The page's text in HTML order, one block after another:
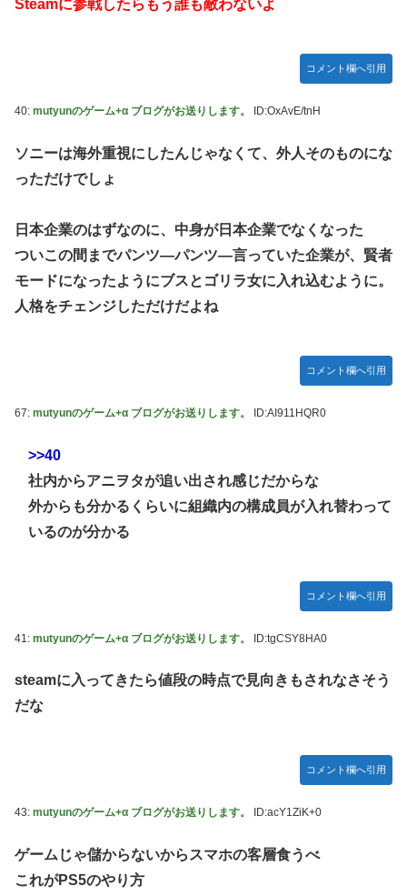
Steamに参戦したらもう誰も敵わないよ
コメント欄へ引用
40: mutyunのゲーム+α ブログがお送りします。 ID:OxAvE/tnH
ソニーは海外重視にしたんじゃなくて、外人そのものにな
っただけでしょ
日本企業のはずなのに、中身が日本企業でなくなった
ついこの間までパンツ―パンツ―言っていた企業が、賢者
モードになったようにブスとゴリラ女に入れ込むように。
人格をチェンジしただけだよね
コメント欄へ引用
67: mutyunのゲーム+α ブログがお送りします。 ID:AI911HQR0
>>40
社内からアニヲタが追い出され感じだからな
外からも分かるくらいに組織内の構成員が入れ替わって
いるのが分かる
コメント欄へ引用
41: mutyunのゲーム+α ブログがお送りします。 ID:tgCSY8HA0
steamに入ってきたら値段の時点で見向きもされなさそう
だな
コメント欄へ引用
43: mutyunのゲーム+α ブログがお送りします。 ID:acY1ZiK+0
ゲームじゃ儲からないからスマホの客層食うべ
これがPS5のやり方